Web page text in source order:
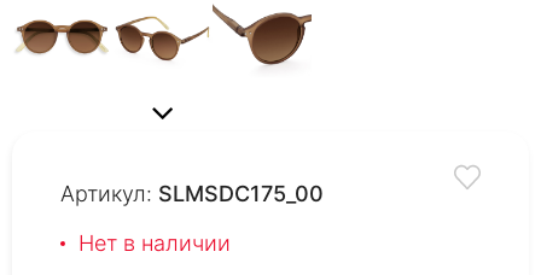
Артикул: SLMSDC175_00
Нет в наличии